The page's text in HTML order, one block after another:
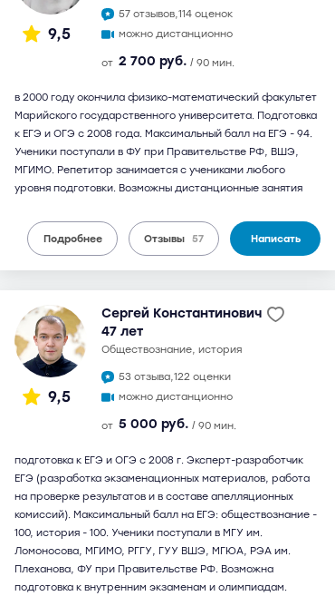
9,5
57 отзывов,114 оценок
можно дистанционно
от 2 700 руб. / 90 мин.
в 2000 году окончила физико-математический факультет
Марийского государственного университета. Подготовка
к ЕГЭ и ОГЭ с 2008 года. Максимальный балл на ЕГЭ - 94.
Ученики поступали в ФУ при Правительстве РФ, ВШЭ,
МГИМО. Репетитор занимается с учениками любого
уровня подготовки. Возможны дистанционные занятия
Подробнее Отзывы 57 Написать
9,5
Сергей Константинович
47 лет
обществознание, история
53 отзыва,122 оценки
можно дистанционно
от 5 000 руб. / 90 мин.
подготовка к ЕГЭ и ОГЭ с 2008 г. Эксперт-разработчик
ЕГЭ (разработка экзаменационных материалов, работа
на проверке результатов и в составе апелляционных
комиссий). Максимальный балл на ЕГЭ: обществознание -
100, история - 100. Ученики поступали в МГУ им.
Ломоносова, МГИМО, РГГУ, ГУУ ВШЭ, МГЮА, РЭА им.
Плеханова, ФУ при Правительстве РФ. Возможна
подготовка к внутренним экзаменам и олимпиадам.